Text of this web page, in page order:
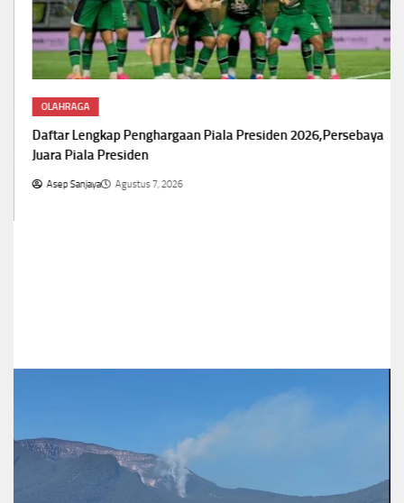
OLAHRAGA
Daftar Lengkap Penghargaan Piala Presiden 2026,Persebaya
Juara Piala Presiden
Asep Sanjaya Agustus 7, 2026